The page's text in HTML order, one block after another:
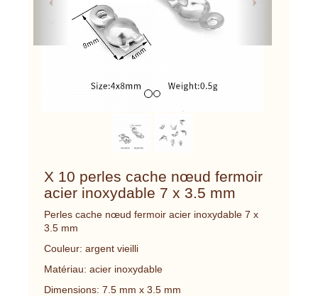
X 10 perles cache nœud fermoir
acier inoxydable 7 x 3.5 mm
Perles cache nœud fermoir acier inoxydable 7 x
3.5 mm
Couleur: argent vieilli
Matériau: acier inoxydable
Dimensions: 7.5 mm x 3.5 mm